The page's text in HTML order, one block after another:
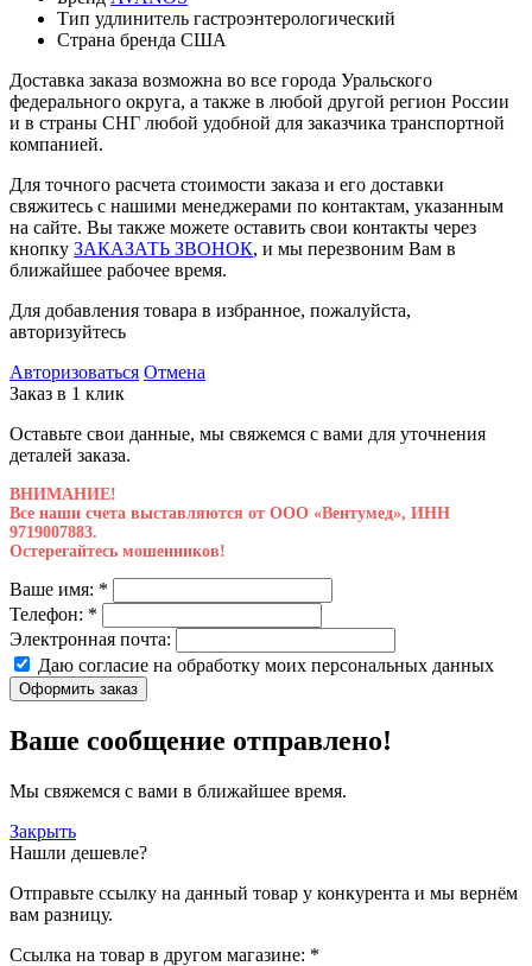
Тип удлинитель гастроэнтерологический
Страна бренда США
Доставка заказа возможна во все города Уральского
федерального округа, а также в любой другой регион России
и в страны СНГ любой удобной для заказчика транспортной
компанией.
Для точного расчета стоимости заказа и его доставки
свяжитесь с нашими менеджерами по контактам, указанным
на сайте. Вы также можете оставить свои контакты через
кнопку ЗАКАЗАТЬ ЗВОНОК, и мы перезвоним Вам в
ближайшее рабочее время.
Для добавления товара в избранное, пожалуйста,
авторизуйтесь
Авторизоваться Отмена
Заказ в 1 клик
Оставьте свои данные, мы свяжемся с вами для уточнения
деталей заказа.
ВНИМАНИЕ!
Все наши счета выставляются от ООО «Вентумед», ИНН
9719007883.
Остерегайтесь мошенников!
Ваше имя: *
Телефон: *
Электронная почта:
Даю согласие на обработку моих персональных данных
Оформить заказ
Ваше сообщение отправлено!
Мы свяжемся с вами в ближайшее время.
Закрыть
Нашли дешевле?
Отправьте ссылку на данный товар у конкурента и мы вернём
вам разницу.
Ссылка на товар в другом магазине: *